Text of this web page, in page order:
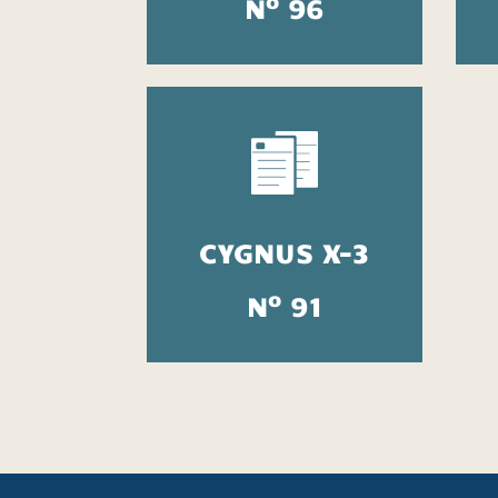
N
96
CYGNUS X-3
No91